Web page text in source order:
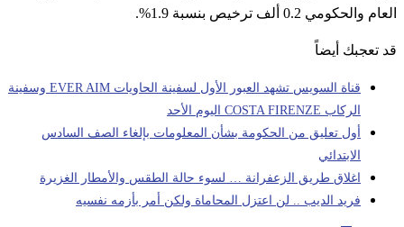
العام والحكومي 0.2 ألف ترخيص بنسبة 1.9%.
قد تعجبك أيضاً
قناة السويس تشهد العبور الأول لسفينة الحاويات EVER AIM وسفينة
الركاب COSTA FIRENZE اليوم الأحد
أول تعليق من الحكومة بشأن المعلومات بإلغاء الصف السادس
الابتدائي
اغلاق طريق الزعفرانة … لسوء حالة الطقس والأمطار الغزيرة
فريد الديب .. لن اعتزل المحاماة ولكن أمر بأزمه نفسيه